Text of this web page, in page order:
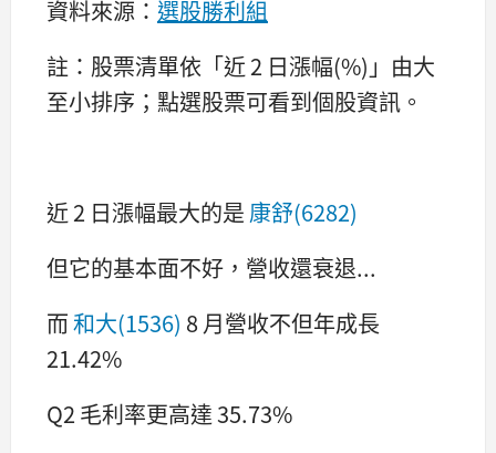
資料來源： 選股勝利組
註：股票清單依「近 2 日漲幅(%)」由大
至小排序；點選股票可看到個股資訊。
近 2 日漲幅最大的是 康舒(6282)
但它的基本面不好，營收還衰退...
而和大(1536) 8 月營收不但年成長
21.42%
Q2 毛利率更高達 35.73%